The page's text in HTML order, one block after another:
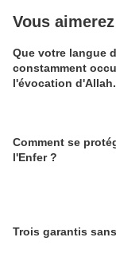
Vous
Que votre langue
constamment
l'évocation d'Allah.
Comment se
l'Enfer ?
Trois garantis